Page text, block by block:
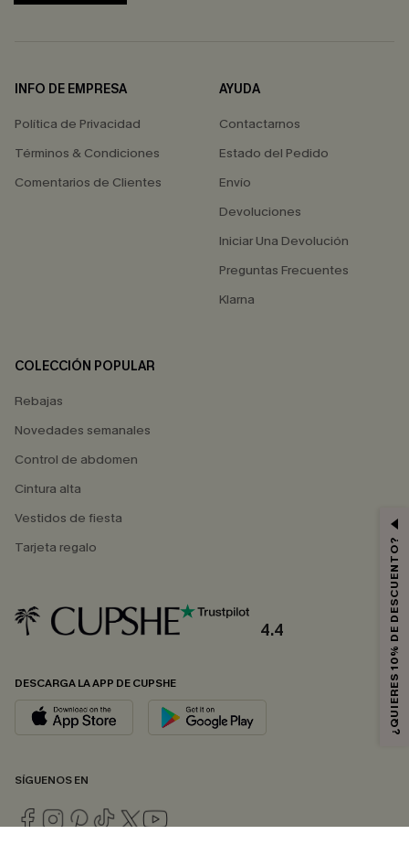
INFO DE EMPRESA
Política de Privacidad
Términos & Condiciones
Comentarios de Clientes
AYUDA
Contactarnos
Estado del Pedido
Envío
Devoluciones
Iniciar Una Devolución
Preguntas Frecuentes
Klarna
COLECCIÓN POPULAR
Rebajas
Novedades semanales
Control de abdomen
Cintura alta
Vestidos de fiesta
Tarjeta regalo
4.4
DESCARGA LA APP DE CUPSHE
SÍGUENOS EN
¿QUIERES 10% DE DESCUENTO?